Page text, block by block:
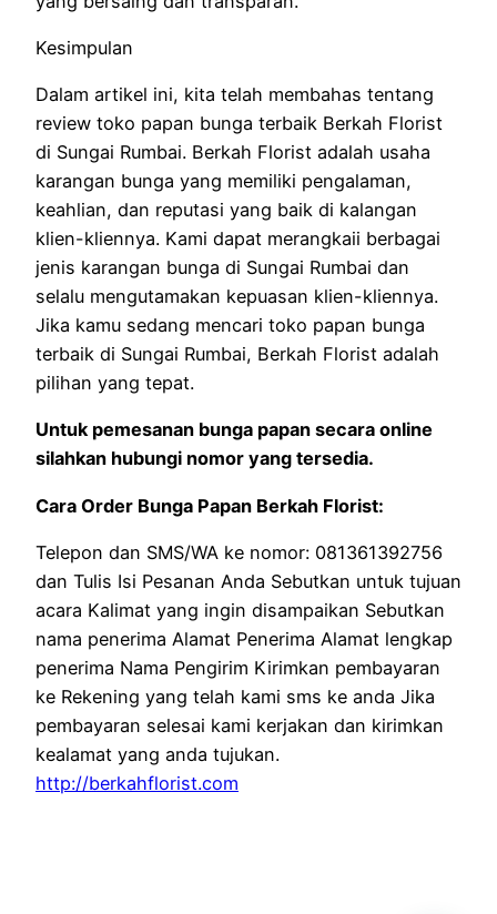
Kesimpulan
Dalam artikel ini, kita telah membahas tentang
review toko papan bunga terbaik Berkah Florist
di Sungai Rumbai. Berkah Florist adalah usaha
karangan bunga yang memiliki pengalaman,
keahlian, dan reputasi yang baik di kalangan
klien-kliennya. Kami dapat merangkaii berbagai
jenis karangan bunga di Sungai Rumbai dan
selalu mengutamakan kepuasan klien-kliennya.
Jika kamu sedang mencari toko papan bunga
terbaik di Sungai Rumbai, Berkah Florist adalah
pilihan yang tepat.
Untuk pemesanan bunga papan secara online
silahkan hubungi nomor yang tersedia.
Cara Order Bunga Papan Berkah Florist:
Telepon dan SMS/WA ke nomor: 081361392756
dan Tulis Isi Pesanan Anda Sebutkan untuk tujuan
acara Kalimat yang ingin disampaikan Sebutkan
nama penerima Alamat Penerima Alamat lengkap
penerima Nama Pengirim Kirimkan pembayaran
ke Rekening yang telah kami sms ke anda Jika
pembayaran selesai kami kerjakan dan kirimkan
kealamat yang anda tujukan.
http://berkahflorist.com